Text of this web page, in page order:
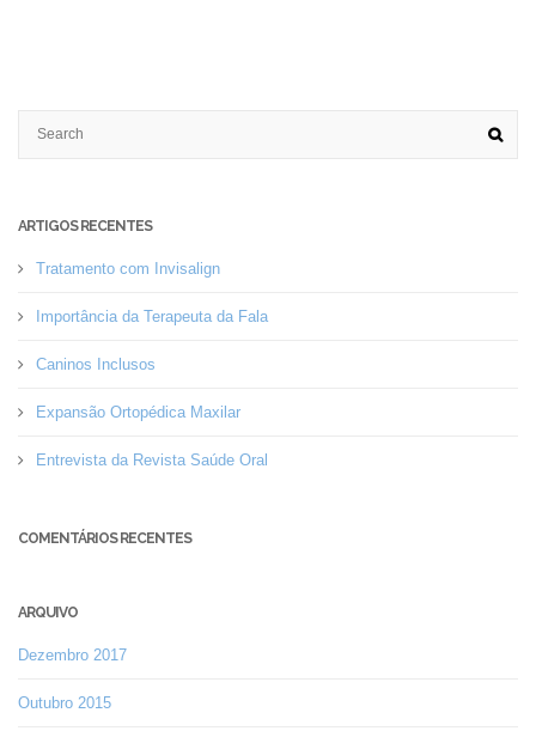
ARTIGOS RECENTES
Tratamento com Invisalign
Importância da Terapeuta da Fala
Caninos Inclusos
Expansão Ortopédica Maxilar
Entrevista da Revista Saúde Oral
COMENTÁRIOS RECENTES
ARQUIVO
Dezembro 2017
Outubro 2015